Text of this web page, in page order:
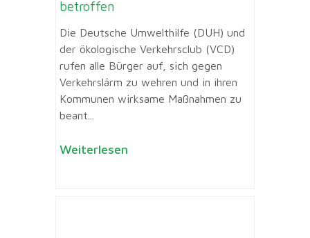
betroffen
Die Deutsche Umwelthilfe (DUH) und
der ökologische Verkehrsclub (VCD)
rufen alle Bürger auf, sich gegen
Verkehrslärm zu wehren und in ihren
Kommunen wirksame Maßnahmen zu
beant...
Weiterlesen